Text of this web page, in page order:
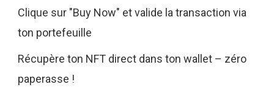
Clique sur "Buy Now" et valide la transaction via
ton portefeuille
Récupère ton NFT direct dans ton wallet – zéro
paperasse !